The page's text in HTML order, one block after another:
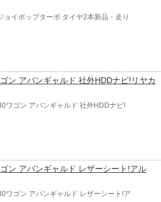
イポップターボ タイヤ2本新品・走り
ン アバンギャルド 社外HDDナビ!リヤカ
ワゴン アバンギャルド 社外HDDナビ!
ン アバンギャルド レザーシート!アル
ゴン アバンギャルド レザーシート!ア